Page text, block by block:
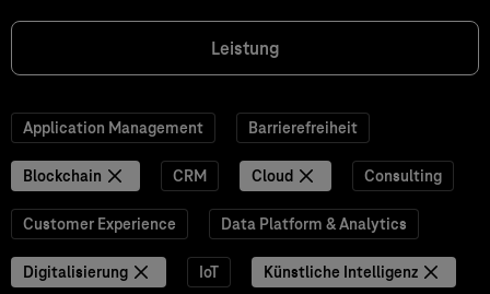
Leistung
Application Management Barrierefreiheit
Blockchain CRM Cloud Consulting
Customer Experience Data Platform & Analytics
Digitalisierung IoT Künstliche Intelligenz